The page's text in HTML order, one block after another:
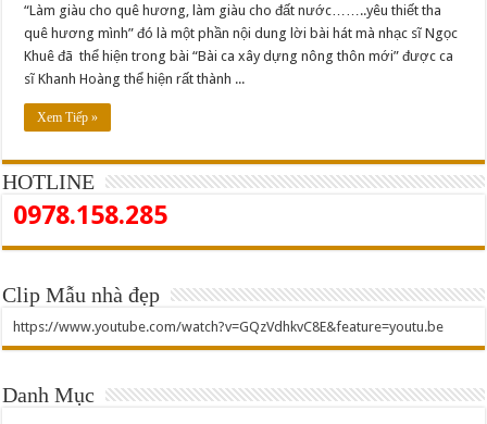
“Làm giàu cho quê hương, làm giàu cho đất nước……..yêu thiết tha
quê hương mình” đó là một phần nội dung lời bài hát mà nhạc sĩ Ngọc
Khuê đã thể hiện trong bài “Bài ca xây dựng nông thôn mới” được ca
sĩ Khanh Hoàng thể hiện rất thành ...
Xem Tiếp »
HOTLINE
0978.158.285
Clip Mẫu nhà đẹp
https://www.youtube.com/watch?v=GQzVdhkvC8E&feature=youtu.be
Danh Mục